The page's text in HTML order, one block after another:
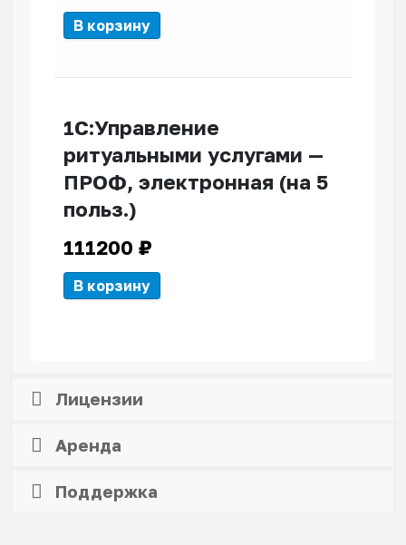
В корзину
1С:Управление
ритуальными услугами —
ПРОФ, электронная (на 5
польз.)
111200 ₽
В корзину
Лицензии
Аренда
Поддержка